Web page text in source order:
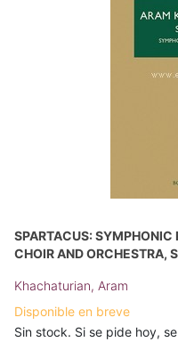
SPARTACUS: SYMPHONIC
CHOIR AND ORCHESTRA,
Khachaturian, Aram
Disponible en breve
Sin stock. Si se pide hoy,